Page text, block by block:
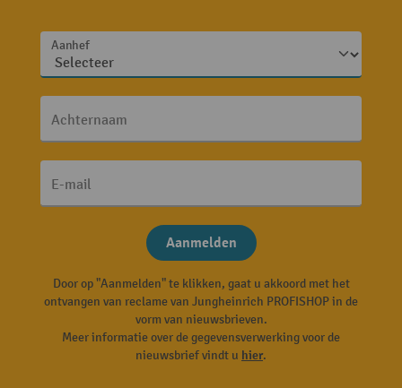
Aanhef
Achternaam
E-mail
Aanmelden
Door op "Aanmelden" te klikken, gaat u akkoord met het
ontvangen van reclame van Jungheinrich PROFISHOP in de
vorm van nieuwsbrieven.
Meer informatie over de gegevensverwerking voor de
nieuwsbrief vindt u hier.